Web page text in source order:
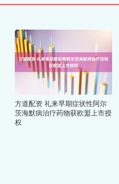
方道配资 礼来早期症状性阿尔
茨海默病治疗药物获欧盟上市授
权